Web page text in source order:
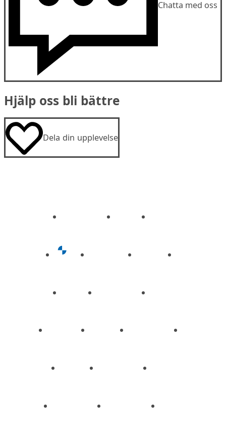
Chatta med oss
Hjälp oss bli bättre
Dela din upplevelse